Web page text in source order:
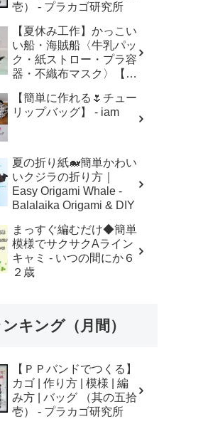
壱） - プラカゴ研究所
【夏休み工作】かっこい
い船・海賊船〈牛乳パッ
ク・紙ストロー・プラ容
器・不織布マスク〉【自
作・廃材手作りおもちゃ
- ちゃんねるできたくん
【簡単に作れる🌷チュー
リップバッグ】 - iam
夏の折り紙🐋簡単かわい
いクジラの折り方｜
Easy Origami Whale -
Balalaika Origami & DIY
まっすぐ編むだけ◆簡単
模様でサクサクAライン
キャミ - いつの間にか６
２歳
キング（月間）
【ＰＰバンドでつくる】
カゴ | 作り方 | 模様 | 編
み方 | バッグ （其の五拾
壱） - プラカゴ研究所